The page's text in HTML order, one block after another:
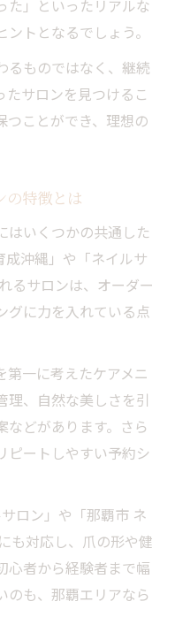
た」といったリアルな
トとなるでしょう。
るものではなく、継続
サロンを見つけるこ
つことができ、理想の
の特徴とは
はいくつかの共通した
成沖縄」や「ネイルサ
るサロンは、オーダー
グに力を入れている点
一に考えたケアメニ
理、自然な美しさを引
などがあります。さら
ピートしやすい予約シ
ロン」や「那覇市 ネ
も対応し、爪の形や健
心者から経験者まで幅
のも、那覇エリアなら